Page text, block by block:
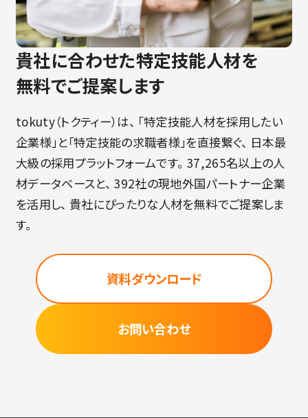
貴社に合わせた特定技能人材を
無料でご提案します
tokuty（トクティー）は、 「特定技能人材を採用したい
企業様」と「特定技能の求職者様」を直接繋ぐ、 日本最
大級の採用プラットフォームです。 37,265名以上の人
材データベースと、 392社の現地外国パートナー企業
を活用し、 貴社にぴったりな人材を無料でご提案しま
す。
資料ダウンロード
お問い合わせ